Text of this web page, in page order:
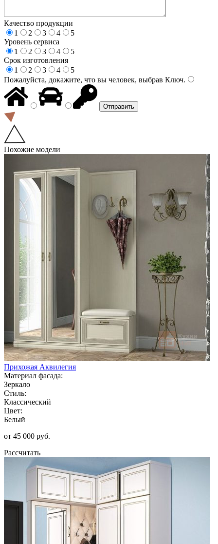
Качество продукции
1
2 3 4
5
Уровень сервиса
1
2 3 4
5
Срок изготовления
1
2 3 4
5
Пожалуйста, докажите, что вы человек, выбрав Ключ.
Похожие модели
Прихожая Аквилегия
Материал фасада:
Зеркало
Стиль:
Классический
Цвет:
Белый
от 45 000 руб.
Рассчитать